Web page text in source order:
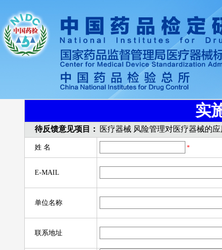
实
待反馈意见项目： 医疗器械 风险管理对医疗器械的应
姓 名 *
E-MAIL
单位名称
联系地址